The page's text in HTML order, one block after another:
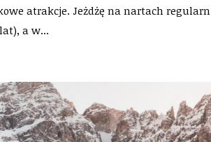
atrakcje. Jeżdżę na nartach
a w...